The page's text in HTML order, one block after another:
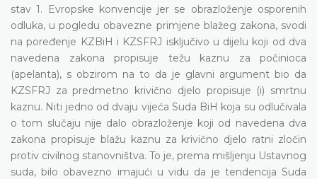
stav 1. Evropske konvencije jer se obrazloženje osporenih
odluka, u pogledu obavezne primjene blažeg zakona, svodi
na poređenje KZBiH i KZSFRJ isključivo u dijelu koji od dva
navedena zakona propisuje težu kaznu za počinioca
(apelanta), s obzirom na to da je glavni argument bio da
KZSFRJ za predmetno krivično djelo propisuje (i) smrtnu
kaznu. Niti jedno od dvaju vijeća Suda BiH koja su odlučivala
o tom slučaju nije dalo obrazloženje koji od navedena dva
zakona propisuje blažu kaznu za krivično djelo ratni zločin
protiv civilnog stanovništva. To je, prema mišljenju Ustavnog
suda, bilo obavezno imajući u vidu da je tendencija Suda